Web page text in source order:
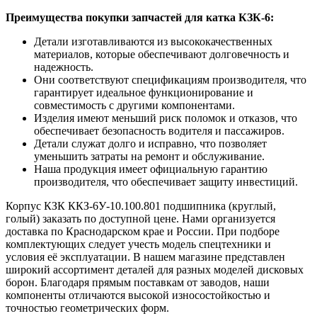
Преимущества покупки запчастей для катка КЗК-6:
Детали изготавливаются из высококачественных
материалов, которые обеспечивают долговечность и
надежность.
Они соответствуют спецификациям производителя, что
гарантирует идеальное функционирование и
совместимость с другими компонентами.
Изделия имеют меньший риск поломок и отказов, что
обеспечивает безопасность водителя и пассажиров.
Детали служат долго и исправно, что позволяет
уменьшить затраты на ремонт и обслуживание.
Наша продукция имеет официальную гарантию
производителя, что обеспечивает защиту инвестиций.
Корпус КЗК ККЗ-6У-10.100.801 подшипника (круглый,
голый) заказать по доступной цене. Нами организуется
доставка по Краснодарском крае и России. При подборе
комплектующих следует учесть модель спецтехники и
условия её эксплуатации. В нашем магазине представлен
широкий ассортимент деталей для разных моделей дисковых
борон. Благодаря прямым поставкам от заводов, наши
компоненты отличаются высокой износостойкостью и
точностью геометрических форм.